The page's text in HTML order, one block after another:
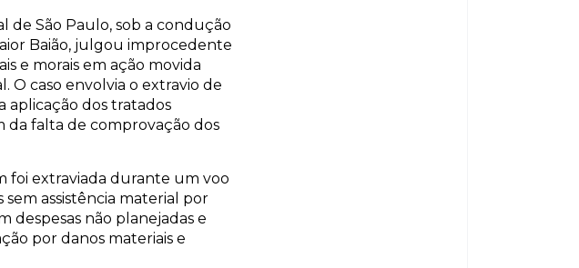
de São Paulo, sob a condução
Baião, julgou improcedente
e morais em ação movida
O caso envolvia o extravio de
aplicação dos tratados
da falta de comprovação dos
foi extraviada durante um voo
assistência material por
despesas não planejadas e
por danos materiais e